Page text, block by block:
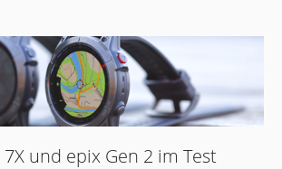
und epix Gen 2 im Test